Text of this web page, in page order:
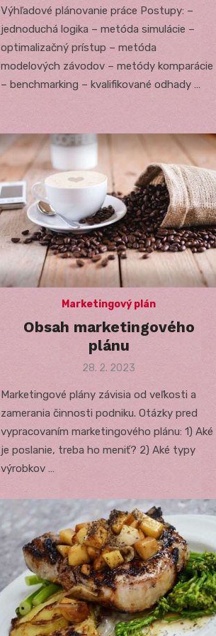
Výhľadové plánovanie práce Postupy: –
jednoduchá logika – metóda simulácie –
optimalizačný prístup – metóda
modelových závodov – metódy komparácie
– benchmarking – kvalifikované odhady …
Marketingový plán
Obsah marketingového
plánu
Posted
28. 2. 2023
Marketingové plány závisia od veľkosti a
zamerania činnosti podniku. Otázky pred
vypracovaním marketingového plánu: 1) Aké
je poslanie, treba ho meniť? 2) Aké typy
výrobkov …